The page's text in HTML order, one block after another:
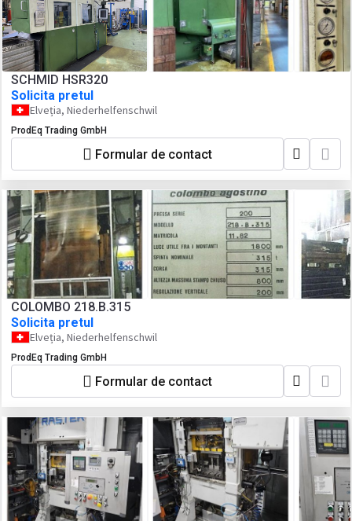
SCHMID HSR320
Solicita pretul
Elveția, Niederhelfenschwil
ProdEq Trading GmbH
Formular de contact
COLOMBO 218.B.315
Solicita pretul
Elveția, Niederhelfenschwil
ProdEq Trading GmbH
Formular de contact